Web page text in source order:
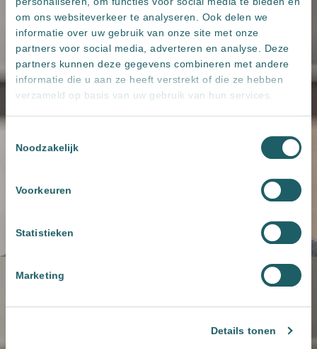
om ons websiteverkeer te analyseren. Ook delen we
informatie over uw gebruik van onze site met onze
partners voor social media, adverteren en analyse. Deze
partners kunnen deze gegevens combineren met andere
informatie die u aan ze heeft verstrekt of die ze hebben
verzameld op basis van uw gebruik van hun services.
Noodzakelijk
Voorkeuren
Statistieken
Marketing
Details tonen